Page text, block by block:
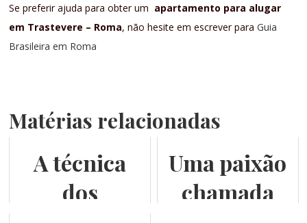
Se preferir ajuda para obter um apartamento para alugar
em Trastevere – Roma, não hesite em escrever paraGuia
Brasileira em Roma
Matérias relacionadas
A técnica
dos
Uma paixão
chamada